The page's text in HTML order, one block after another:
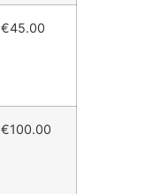
€45.00
€100.00